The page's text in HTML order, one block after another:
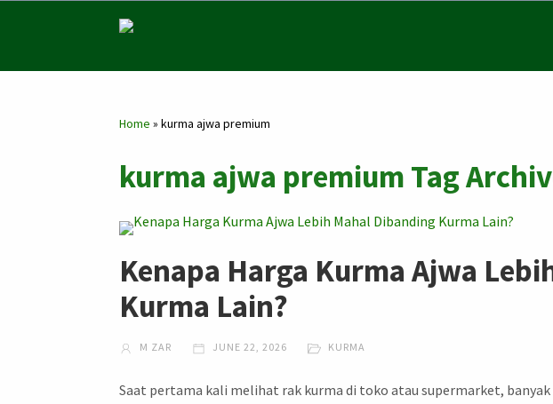
Home »kurma ajwa premium
kurma ajwa premium Tag
Kenapa Harga Kurma Ajwa
Kurma Lain?
M ZAR JUNE 22, 2026 KURMA
Saat pertama kali melihat rak kurma di toko atau supermarket,